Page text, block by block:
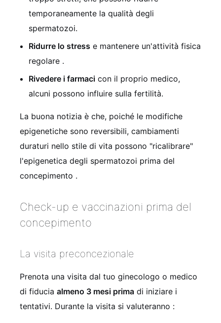
temporaneamente la qualità degli
spermatozoi.
Ridurre lo stress e mantenere un'attività fisica
regolare .
Rivedere i farmaci con il proprio medico,
alcuni possono influire sulla fertilità.
La buona notizia è che, poiché le modifiche
epigenetiche sono reversibili, cambiamenti
duraturi nello stile di vita possono "ricalibrare"
l'epigenetica degli spermatozoi prima del
concepimento .
Check-up e vaccinazioni prima del
concepimento
La visita preconcezionale
Prenota una visita dal tuo ginecologo o medico
di fiducia almeno 3 mesi prima di iniziare i
tentativi. Durante la visita si valuteranno :